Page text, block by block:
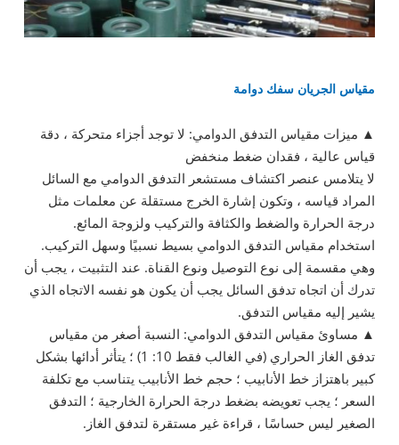
مقياس الجريان سفك دوامة
▲ ميزات مقياس التدفق الدوامي: لا توجد أجزاء متحركة ، دقة
قياس عالية ، فقدان ضغط منخفض
لا يتلامس عنصر اكتشاف مستشعر التدفق الدوامي مع السائل
المراد قياسه ، وتكون إشارة الخرج مستقلة عن معلمات مثل
درجة الحرارة والضغط والكثافة والتركيب ولزوجة المائع.
استخدام مقياس التدفق الدوامي بسيط نسبيًا وسهل التركيب.
وهي مقسمة إلى نوع التوصيل ونوع القناة. عند التثبيت ، يجب أن
تدرك أن اتجاه تدفق السائل يجب أن يكون هو نفسه الاتجاه الذي
يشير إليه مقياس التدفق.
▲ مساوئ مقياس التدفق الدوامي: النسبة أصغر من مقياس
تدفق الغاز الحراري (في الغالب فقط 10: 1) ؛ يتأثر أدائها بشكل
كبير باهتزاز خط الأنابيب ؛ حجم خط الأنابيب يتناسب مع تكلفة
السعر ؛ يجب تعويضه بضغط درجة الحرارة الخارجية ؛ التدفق
الصغير ليس حساسًا ، قراءة غير مستقرة لتدفق الغاز.